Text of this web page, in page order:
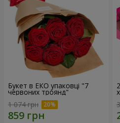
Букет в ЕКО упаковці "7
червоних троянд"
1 074 грн